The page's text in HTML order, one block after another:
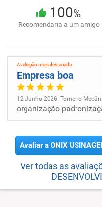
100%
Recomendaria a um amigo
Avaliação mais destacada
Empresa boa
12 Junho 2026. Torneiro
organização
Avaliar a ONIX
Ver todas as